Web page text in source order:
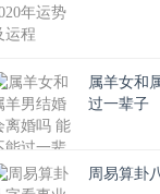
属羊女和
过一辈子
周易算卦